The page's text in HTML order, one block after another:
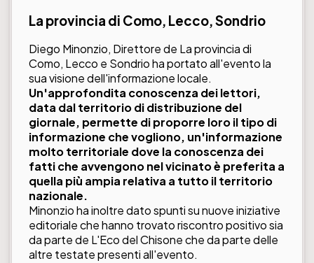
La provincia di Como, Lecco,Sondrio
Diego Minonzio, Direttore de La provincia di
Como, Lecco e Sondrio ha portato all'evento la
sua visione dell'informazione locale.
Un'approfondita conoscenza dei lettori,
data dal territorio di distribuzione del
giornale, permette di proporre loro il tipo di
informazione che vogliono, un'informazione
molto territoriale dove la conoscenza dei
fatti che avvengono nel vicinato è preferita a
quella più ampia relativa a tutto il territorio
nazionale.
Minonzio ha inoltre dato spunti su nuove iniziative
editoriale che hanno trovato riscontro positivo sia
da parte de L'Eco del Chisone che da parte delle
altre testate presenti all'evento.